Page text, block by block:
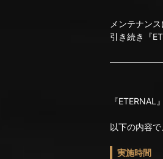
メンテナン
引き続き『
『ETERNAL
以下の内容で
実施時間